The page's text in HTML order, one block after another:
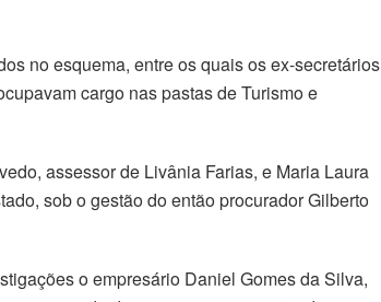
no esquema, entre os quais os ex-secretários
cargo nas pastas de Turismo e
assessor de Livânia Farias, e Maria Laura
sob o gestão do então procurador Gilberto
o empresário Daniel Gomes da Silva,